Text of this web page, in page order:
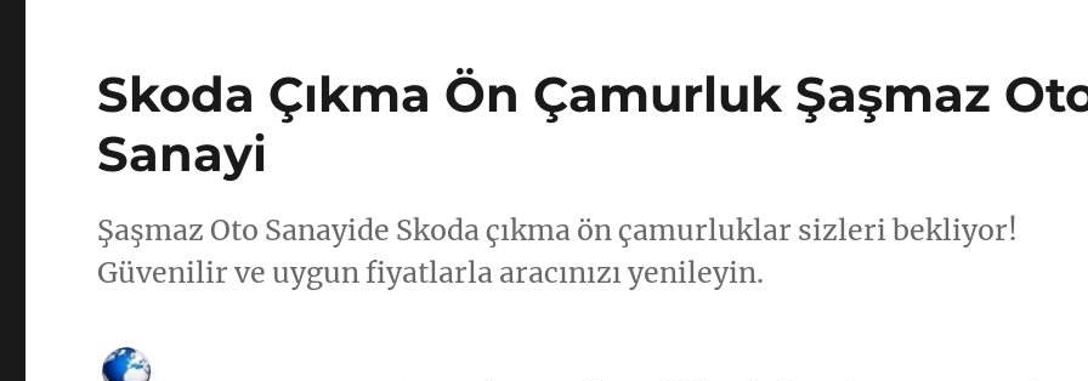
Skoda Çıkma Ön Çamurluk Şaşmaz
Sanayi
Şaşmaz Oto Sanayide Skoda çıkma ön çamurluklar sizleri bekliyor!
Güvenilir ve uygun fiyatlarla aracınızı yenileyin.